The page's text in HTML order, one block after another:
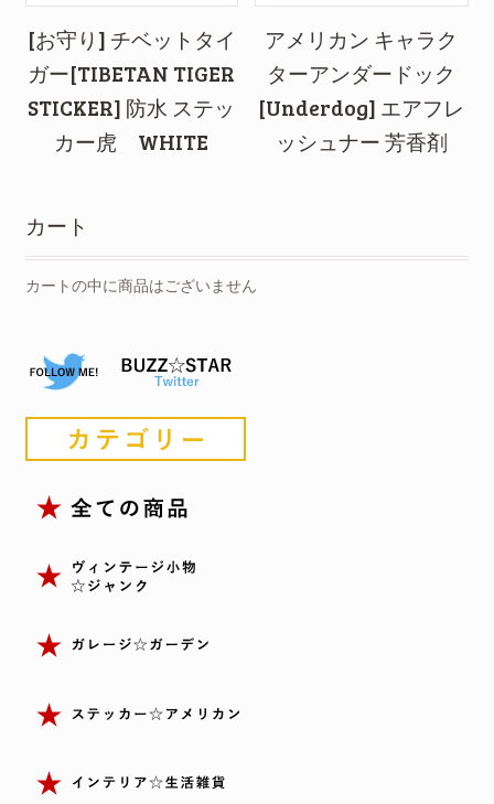
[お守り] チベットタイ
ガー[TIBETAN TIGER
STICKER] 防水 ステッ
カー虎 WHITE
アメリカン キャラク
ターアンダードック
[Underdog] エアフレ
ッシュナー 芳香剤
カート
カートの中に商品はございません